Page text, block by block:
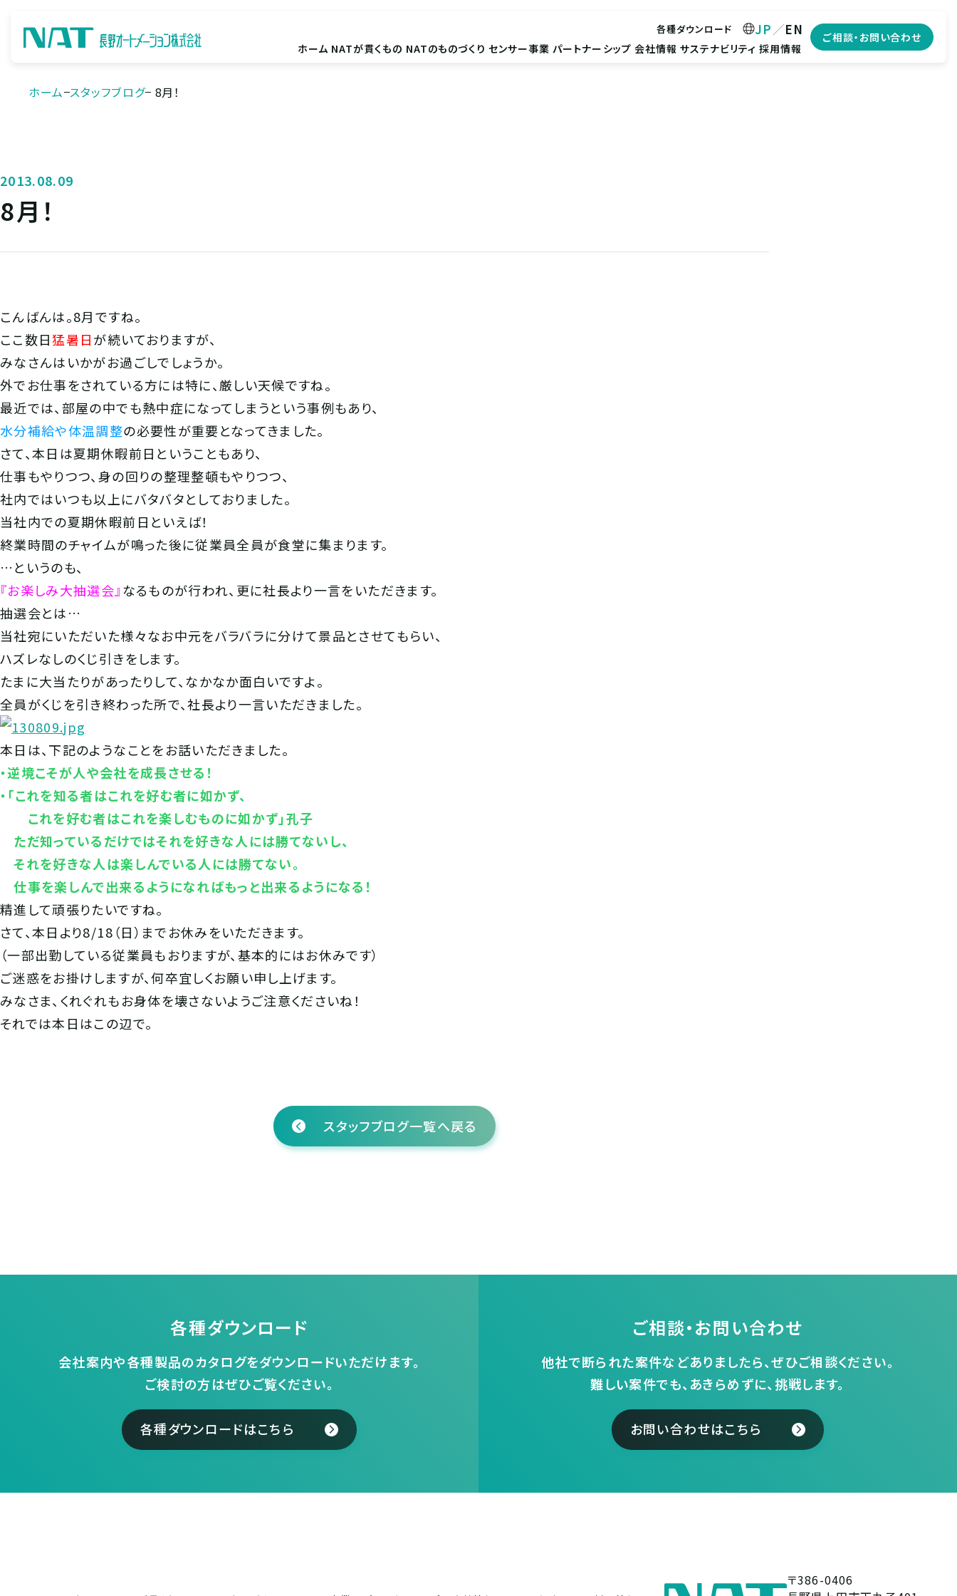
ホーム NATが貫くもの NATのものづくり センサー事業 パートナーシップ 会社情報 サステナビリティ 採用情報
各種ダウンロード EN
JP ご相談・お問い合わせ
ホーム スタッフブログ 8月！
2013.08.09
8月！
こんばんは。8月ですね。
ここ数日猛暑日が続いておりますが、
みなさんはいかがお過ごしでしょうか。
外でお仕事をされている方には特に、厳しい天候ですね。
最近では、部屋の中でも熱中症になってしまうという事例もあり、
水分補給や体温調整の必要性が重要となってきました。
さて、本日は夏期休暇前日ということもあり、
仕事もやりつつ、身の回りの整理整頓もやりつつ、
社内ではいつも以上にバタバタとしておりました。
当社内での夏期休暇前日といえば！
終業時間のチャイムが鳴った後に従業員全員が食堂に集まります。
…というのも、
『お楽しみ大抽選会』なるものが行われ、更に社長より一言をいただきます。
抽選会とは…
当社宛にいただいた様々なお中元をバラバラに分けて景品とさせてもらい、
ハズレなしのくじ引きをします。
たまに大当たりがあったりして、なかなか面白いですよ。
全員がくじを引き終わった所で、社長より一言いただきました。
本日は、下記のようなことをお話いただきました。
・逆境こそが人や会社を成長させる！
・「これを知る者はこれを好む者に如かず、
これを好む者はこれを楽しむものに如かず」孔子
ただ知っているだけではそれを好きな人には勝てないし、
それを好きな人は楽しんでいる人には勝てない。
仕事を楽しんで出来るようになればもっと出来るようになる！
精進して頑張りたいですね。
さて、本日より8/18（日）までお休みをいただきます。
（一部出勤している従業員もおりますが、基本的にはお休みです）
ご迷惑をお掛けしますが、何卒宜しくお願い申し上げます。
みなさま、くれぐれもお身体を壊さないようご注意くださいね！
それでは本日はこの辺で。
スタッフブログ一覧へ戻る
各種ダウンロード
会社案内や各種製品のカタログをダウンロードいただけます。
ご検討の方はぜひご覧ください。
各種ダウンロードはこちら
ご相談・お問い合わせ
他社で断られた案件などありましたら、ぜひご相談ください。
難しい案件でも、あきらめずに、挑戦します。
お問い合わせはこちら
〒386-0406